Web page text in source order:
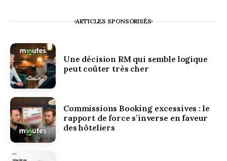
ARTICLES SPONSORISÉS
Une décision RM qui semble logique
peut coûter très cher
Commissions Booking excessives : le
rapport de force s’inverse en faveur
des hôteliers